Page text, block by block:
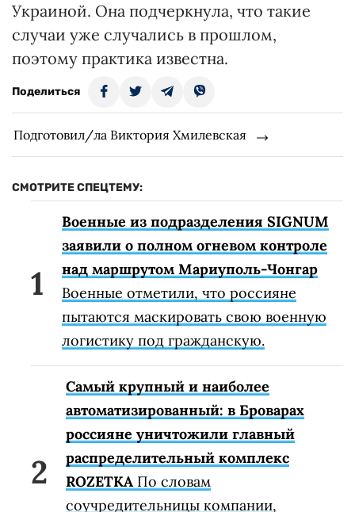
Украиной. Она подчеркнула, что такие
случаи уже случались в прошлом,
поэтому практика известна.
Поделиться
Подготовил/ла Виктория Хмилевская
СМОТРИТЕ СПЕЦТЕМУ:
Военные из подразделения SIGNUM
заявили о полном огневом контроле
над маршрутом Мариуполь-Чонгар
Военные отметили, что россияне
пытаются маскировать свою военную
логистику под гражданскую.
Самый крупный и наиболее
автоматизированный: в Броварах
россияне уничтожили главный
распределительный комплекс
ROZETKA По словам
соучредительницы компании,